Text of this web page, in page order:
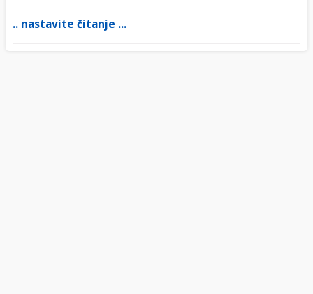
.. nastavite čitanje ...